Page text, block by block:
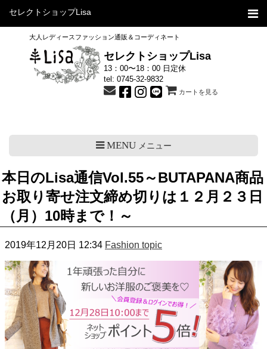
セレクトショップLisa
大人レディースファッション通販＆コーディネート
セレクトショップLisa
13：00〜18：00 日定休
tel: 0745-32-9832
カートを見る
MENUメニュー
本日のLisa通信Vol.55～BUTAPANA商品
お取り寄せ注文締め切りは１２月２３日
（月）10時まで！～
2019年12月20日 12:34 Fashion topic